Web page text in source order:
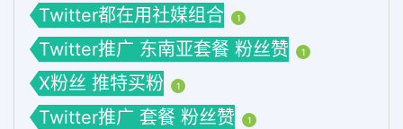
Twitter都在用社媒组合 1
Twitter推广 东南亚套餐 粉丝赞 1
X粉丝 推特买粉 1
Twitter推广 套餐 粉丝赞 1